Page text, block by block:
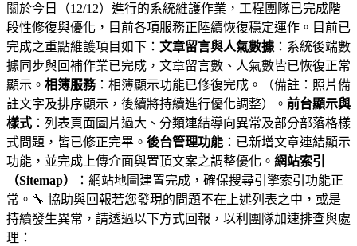
關於今日（12/12）進行的系統維護作業，工程團隊已完成階
段性修復與優化，目前各項服務正陸續恢復穩定運作。目前已
完成之重點維護項目如下： 文章留言與人氣數據 ：系統後端數
據同步與回補作業已完成，文章留言數、人氣數皆已恢復正常
顯示。 相簿服務：相簿顯示功能已修復完成。（備註：照片備
註文字及排序顯示，後續將持續進行優化調整）。 前台顯示與
樣式 ：列表頁面圖片過大、分類連結導向異常及部分部落格樣
式問題，皆已修正完畢。 後台管理功能 ：已新增文章連結顯示
功能，並完成上傳介面與置頂文案之調整優化。 網站索引
（Sitemap）
：網站地圖建置完成，確保搜尋引擎索引功能正
常。🔧 協助與回報若您發現的問題不在上述列表之中，或是
持續發生異常，請透過以下方式回報，以利團隊加速排查與處
理：